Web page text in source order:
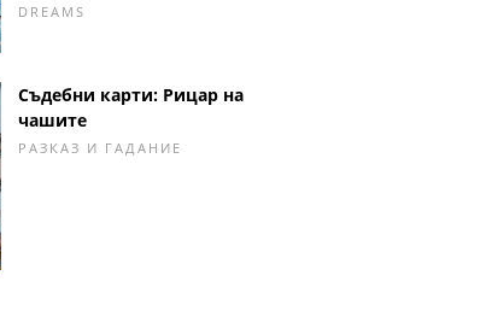
DREAMS
Съдебни карти: Рицар на
чашите
РАЗКАЗ И ГАДАНИЕ